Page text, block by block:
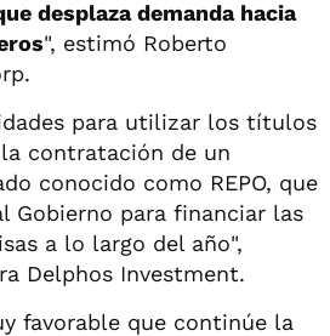
desplaza demanda hacia
", estimó Roberto
para utilizar los títulos
contratación de un
conocido como REPO, que
Gobierno para financiar las
a lo largo del año",
Delphos Investment.
favorable que continúe la